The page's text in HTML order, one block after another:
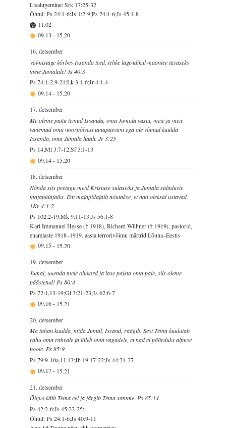
Lisalugemine: Srk 17:25-32
Õhtul: Ps 24:1-6;Js 1:2-9;Ps 24:1-6;Js 45:1-8
11.02
09.13 - 15.20
16. detsember
Valmistage kõrbes Issanda teed, tehke lagendikul maantee tasaseks
meie Jumalale! Js 40:3
Ps 74:1-2,9-21;Lk 3:1-6;Jr 4:1-4
09.14- 15.20
17. detsember
Me oleme pattu teinud Issanda, oma Jumala vastu, meie ja meie
vanemad oma noorpõlvest tänapäevani ega ole võtnud kuulda
Issanda, oma Jumala häält. Jr 3:25
Ps 14;Mt 3:7-12;Sf 3:1-13
09.14- 15.20
18. detsember
Nõnda siis peetagu meid Kristuse sulaseiks ja Jumala saladuste
majapidajaiks. Ent majapidajailt nõutakse, et nad oleksid ustavad.
1Kr 4:1-2
Ps 102:2-19;Mk 9:11-13;Js 56:1-8
Karl Immanuel Hesse († 1918), Richard Wühner († 1919), pastorid,
enamlaste 1918–1919. aasta terrorivõimu märtrid Lõuna–Eestis
09.15- 15.20
19. detsember
Jumal, uuenda meie olukord ja lase paista oma pale, siis oleme
päästetud! Ps 80:4
Ps 72:1,13-19;Gl 3:21-23;Js 62:6-7
09.16- 15.21
20. detsember
Ma tahan kuulda, mida Jumal, Issand, räägib. Sest Tema kuulutab
rahu oma rahvale ja ütleb oma vagadele, et nad ei pöörduks alpuse
poole. Ps 85:9
Ps 79:9-10a,11,13;Jh 19:17-22;Js 44:21-27
09.17- 15.21
21. detsember
Õigus käib Tema eel ja järgib Tema samme. Ps 85:14
Ps 42:2-6;Js 45:22-25;
Õhtul: Ps 24:1-6;Js 40:9-11